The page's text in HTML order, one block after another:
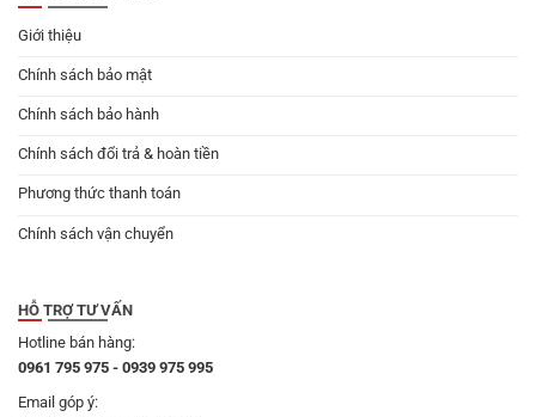
Giới thiệu
Chính sách bảo mật
Chính sách bảo hành
Chính sách đổi trả & hoàn tiền
Phương thức thanh toán
Chính sách vận chuyển
HỖ TRỢ TƯ VẤN
Hotline bán hàng:
0961 795 975 - 0939 975 995
Email góp ý: